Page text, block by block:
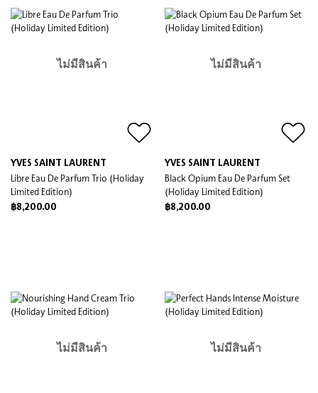
ไม่มีสินค้า
YVES SAINT LAURENT
Libre Eau De Parfum Trio (Holiday
Limited Edition)
฿8,200.00
ไม่มีสินค้า
YVES SAINT LAURENT
Black Opium Eau De Parfum Set
(Holiday Limited Edition)
฿8,200.00
ไม่มีสินค้า ไม่มีสินค้า